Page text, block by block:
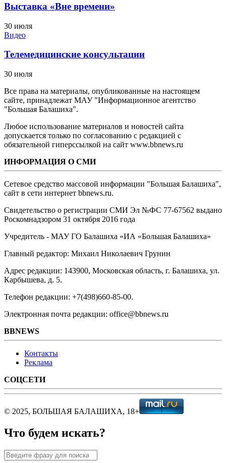
Выставка «Вне времени»
30 июля
Видео
Телемедицинские консультации
30 июля
Все права на материалы, опубликованные на настоящем
сайте, принадлежат МАУ "Информационное агентство
"Большая Балашиха".
Любое использование материалов и новостей сайта
допускается только по согласованию с редакцией с
обязательной гиперссылкой на сайт www.bbnews.ru
ИНФОРМАЦИЯ О СМИ
Сетевое средство массовой информации "Большая Балашиха",
сайт в сети интернет bbnews.ru.
Свидетельство о регистрации СМИ Эл №ФС ‎77-67562 выдано
Роскомнадзором 31 октября 2016 года
Учредитель - МАУ ГО Балашиха «ИА «Большая Балашиха»
Главный редактор: Михаил Николаевич Грунин
Адрес редакции: 143900, Московская область, г. Балашиха, ул.
Карбышева, д. 5.
Телефон редакции: +7(498)660-85-00.
Электронная почта редакции: office@bbnews.ru
BBNEWS
Контакты
Реклама
СОЦСЕТИ
© 2025, БОЛЬШАЯ БАЛАШИХА, 18+
Что будем искать?